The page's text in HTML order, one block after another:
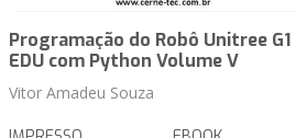
Programação do Robô Unitree G1
EDU com Python Volume V
Vitor Amadeu Souza